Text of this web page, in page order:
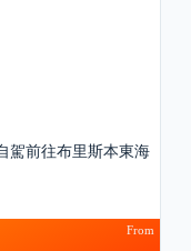
駕前往布里斯本東海
From